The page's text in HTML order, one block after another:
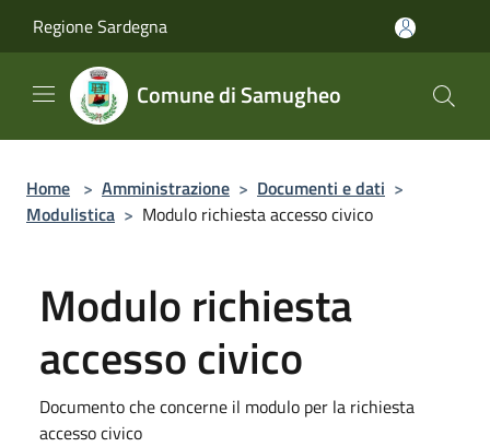
Regione Sardegna
Comune di Samugheo
Home > Amministrazione > Documenti e dati >
Modulistica > Modulo richiesta accesso civico
Modulo richiesta
accesso civico
Documento che concerne il modulo per la richiesta
accesso civico